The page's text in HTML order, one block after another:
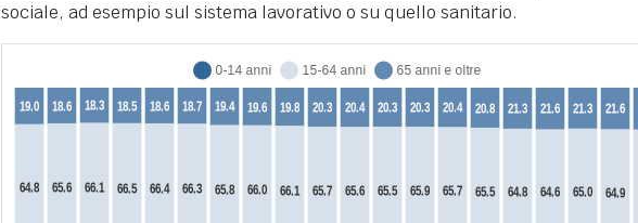
sociale, ad esempio sul sistema lavorativo o su quello sanitario.